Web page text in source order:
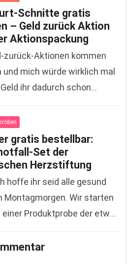
Schnitte gratis
– Geld zurück Aktion
Aktionspackung
zurück-Aktionen kommen
mich würde wirklich mal
ihr dadurch schon
gratis bestellbar:
Set der
Herzstiftung
hoffe ihr seid alle gesund
Montagmorgen. Wir starten
Produktprobe der etwas